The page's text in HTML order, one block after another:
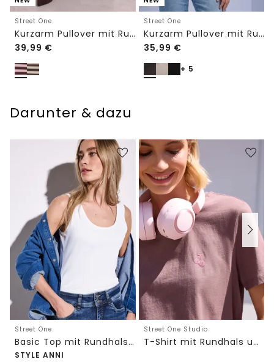
Street One
Kurzarm Pullover mit Rundhals und Streifen
39,99 €
Street One
Kurzarm Pullover mit Rundhals in Unifarbe
35,99 €
+ 5
Darunter & dazu
Street One
Basic Top mit Rundhals in Unifarbe
STYLE ANNI
Street One Studio
T-Shirt mit Rundhals und Embroidery-Detail